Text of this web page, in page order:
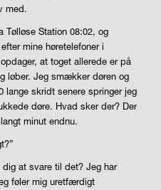
med.
Tølløse Station 08:02, og
mine høretelefoner i
at toget allerede er på
løber. Jeg smækker døren og
lange skridt senere springer jeg
døre. Hvad sker der? Der
minut endnu.
dig at svare til det? Jeg har
føler mig uretfærdigt